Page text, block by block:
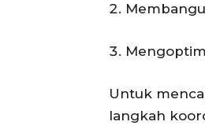
Untuk
langkah